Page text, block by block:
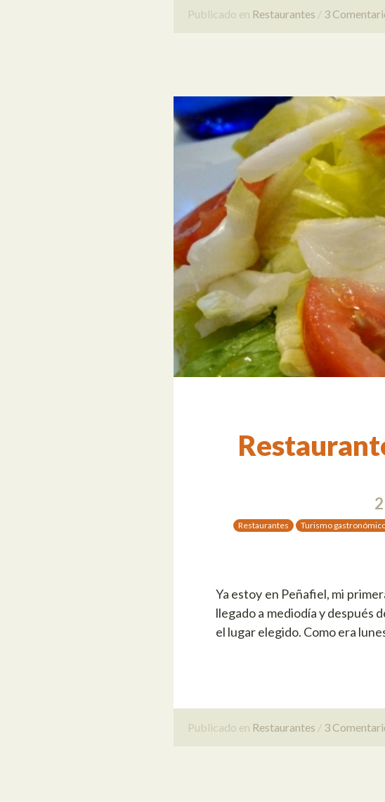
Publicado en Restaurantes 3
Restaurantes Turismo
Ya estoy en Peñafiel, mi
llegado a mediodía y después
el lugar elegido. Como era
Publicado en Restaurantes 3